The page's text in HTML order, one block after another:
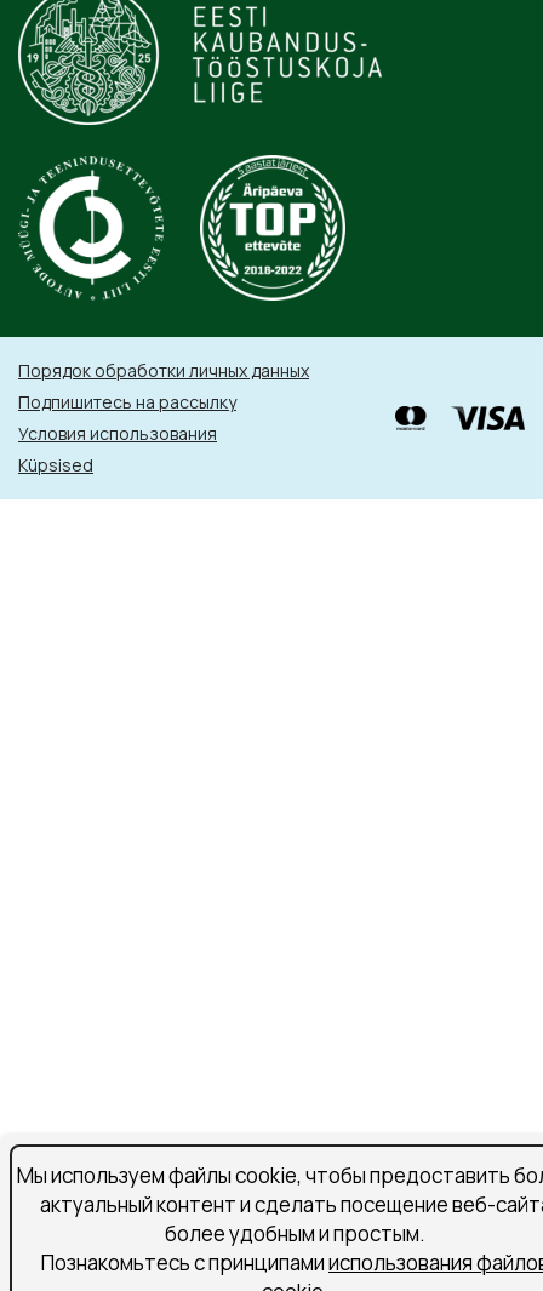
Порядок обработки личных данных
Подпишитесь на рассылку
Условия использования
Küpsised
Мы используем файлы cookie, чтобы предоставить
актуальный контент и сделать посещение веб-
более удобным и простым.
Познакомьтесь с принципамииспользования